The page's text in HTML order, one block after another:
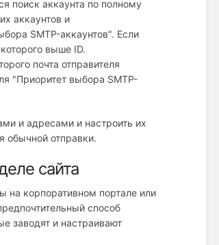
поиск аккаунта по полному
аккаунтов и
SMTP-аккаунтов". Если
выше ID.
почта отправителя
"Приоритет выбора SMTP-
и адресами и настроить их
обычной отправки.
сайта
на корпоративном портале или
способ
заводят и настраивают